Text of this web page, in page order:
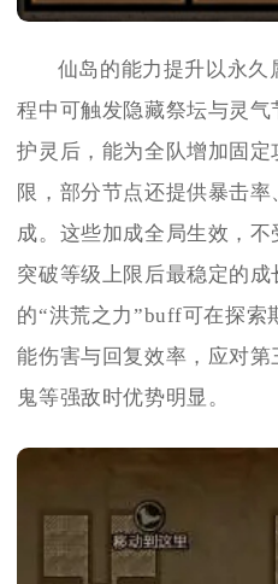
仙岛的能力提升以永久
程中可触发隐藏祭坛与灵
护灵后，能为全队增加固
限，部分节点还提供暴击
成。这些加成全局生效，
突破等级上限后最稳定的
的“洪荒之力”buff可在探索
能伤害与回复效率，应对
鬼等强敌时优势明显。